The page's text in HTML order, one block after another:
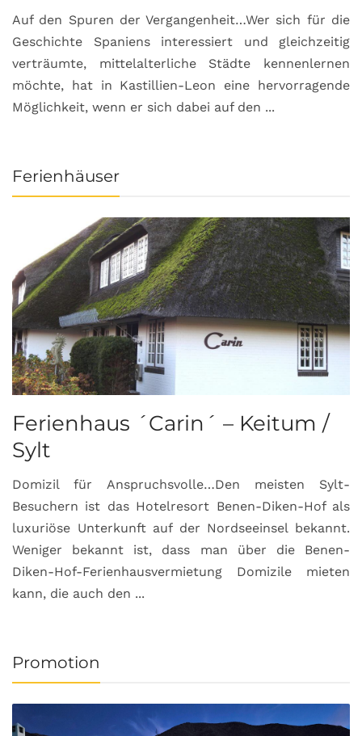
Auf den Spuren der Vergangenheit…Wer sich für die
Geschichte Spaniens interessiert und gleichzeitig
verträumte, mittelalterliche Städte kennenlernen
möchte, hat in Kastillien-Leon eine hervorragende
Möglichkeit, wenn er sich dabei auf den ...
Ferienhäuser
Ferienhaus ´Carin´ – Keitum /
Sylt
Domizil für Anspruchsvolle…Den meisten Sylt-
Besuchern ist das Hotelresort Benen-Diken-Hof als
luxuriöse Unterkunft auf der Nordseeinsel bekannt.
Weniger bekannt ist, dass man über die Benen-
Diken-Hof-Ferienhausvermietung Domizile mieten
kann, die auch den ...
Promotion